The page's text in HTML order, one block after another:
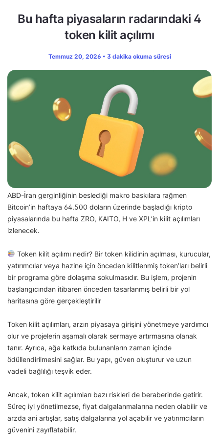
Bu hafta piyasaların radarındaki 4
token kilit açılımı
Temmuz 20, 2026 • 3 dakika okuma süresi
ABD-İran gerginliğinin beslediği makro baskılara rağmen
Bitcoin’in haftaya 64.500 doların üzerinde başladığı kripto
piyasalarında bu hafta ZRO, KAITO, H ve XPL’in kilit açılımları
izlenecek.
Token kilit açılımı nedir? Bir token kilidinin açılması, kurucular,
yatırımcılar veya hazine için önceden kilitlenmiş token’ları belirli
bir programa göre dolaşıma sokulmasıdır. Bu işlem, projenin
başlangıcından itibaren önceden tasarlanmış belirli bir yol
haritasına göre gerçekleştirilir
Token kilit açılımları, arzın piyasaya girişini yönetmeye yardımcı
olur ve projelerin aşamalı olarak sermaye artırmasına olanak
tanır. Ayrıca, ağa katkıda bulunanların zaman içinde
ödüllendirilmesini sağlar. Bu yapı, güven oluşturur ve uzun
vadeli bağlılığı teşvik eder.
Ancak, token kilit açılımları bazı riskleri de beraberinde getirir.
Süreç iyi yönetilmezse, fiyat dalgalanmalarına neden olabilir ve
arzda ani artışlar, satış dalgalarına yol açabilir ve yatırımcıların
güvenini zayıflatabilir.